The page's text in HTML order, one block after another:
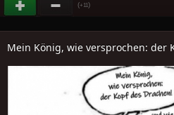
(+11)
Mein König, wie versprochen: der